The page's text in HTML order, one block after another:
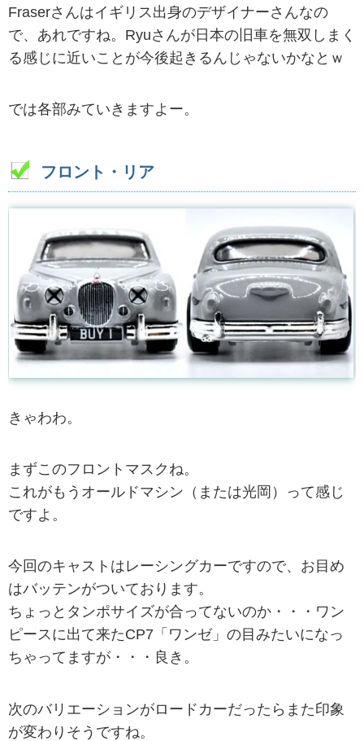
Fraserさんはイギリス出身のデザイナーさんなの
で、あれですね。Ryuさんが日本の旧車を無双しまく
る感じに近いことが今後起きるんじゃないかなとｗ
では各部みていきますよー。
フロント・リア
きゃわわ。
まずこのフロントマスクね。
これがもうオールドマシン（または光岡）って感じ
ですよ。
今回のキャストはレーシングカーですので、お目め
はバッテンがついております。
ちょっとタンポサイズが合ってないのか・・・ワン
ピースに出て来たCP7「ワンゼ」の目みたいになっ
ちゃってますが・・・良き。
次のバリエーションがロードカーだったらまた印象
が変わりそうですね。